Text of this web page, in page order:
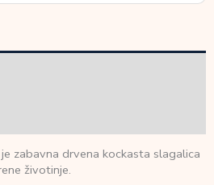
zabavna drvena kockasta slagalica
životinje.